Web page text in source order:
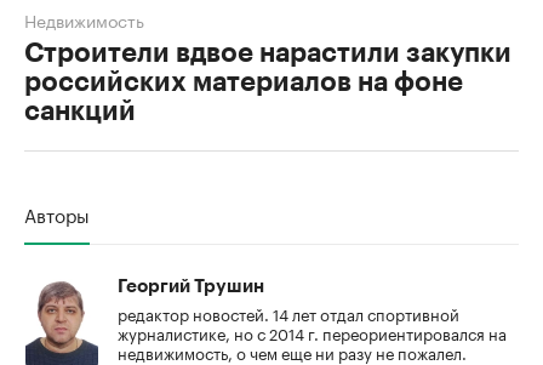
00:00 / 00:00
Строители вдвое нарастили закупки
российских материалов на фоне
санкций
Недвижимость
Авторы
Георгий Трушин
редактор новостей. 14 лет отдал спортивной
журналистике, но с 2014 г. переориентировался на
недвижимость, о чем еще ни разу не пожалел.